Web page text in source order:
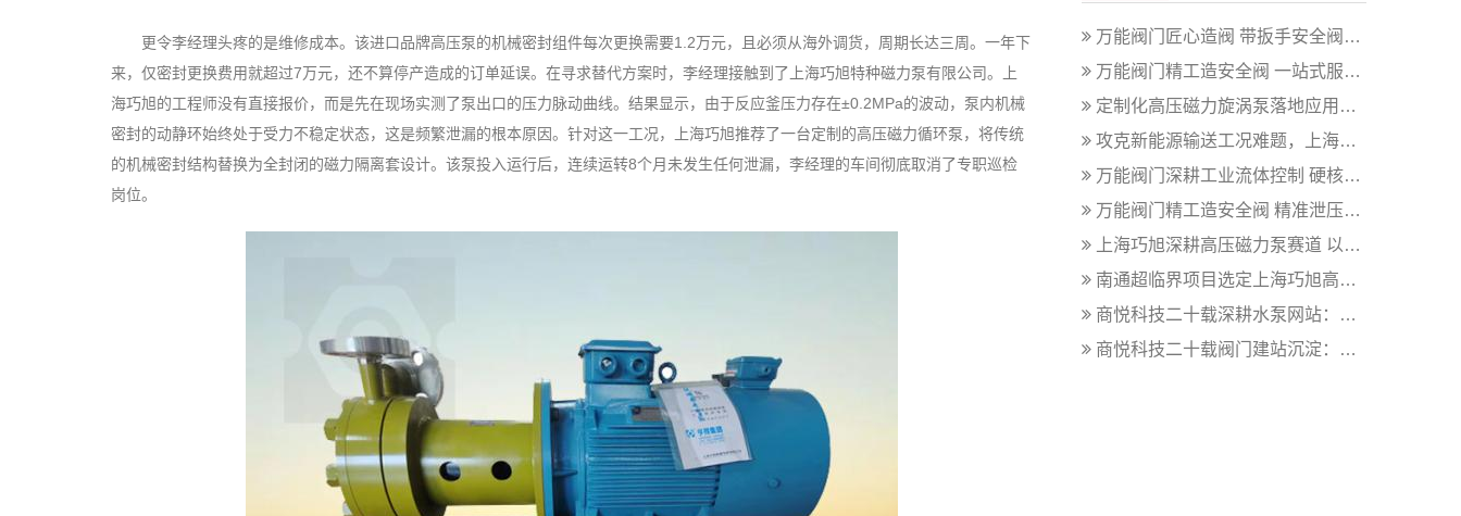
更令李经理头疼的是维修成本。该进口品牌高压泵的机械密封组件每次更换需要1.2万元，且必须从海外调货，周期长达三周。一年下
来，仅密封更换费用就超过7万元，还不算停产造成的订单延误。在寻求替代方案时，李经理接触到了上海巧旭特种磁力泵有限公司。上
海巧旭的工程师没有直接报价，而是先在现场实测了泵出口的压力脉动曲线。结果显示，由于反应釜压力存在±0.2MPa的波动，泵内机械
密封的动静环始终处于受力不稳定状态，这是频繁泄漏的根本原因。针对这一工况，上海巧旭推荐了一台定制的高压磁力循环泵，将传统
的机械密封结构替换为全封闭的磁力隔离套设计。该泵投入运行后，连续运转8个月未发生任何泄漏，李经理的车间彻底取消了专职巡检
岗位。
万能阀门匠心造阀 带扳手安全阀适配多...
万能阀门精工造安全阀 一站式服务赋能...
定制化高压磁力旋涡泵落地应用，彰显上...
攻克新能源输送工况难题，上海巧旭高压...
万能阀门深耕工业流体控制 硬核球阀适...
万能阀门精工造安全阀 精准泄压守护工...
上海巧旭深耕高压磁力泵赛道 以多元产...
南通超临界项目选定上海巧旭高压磁力泵...
商悦科技二十载深耕水泵网站：从产品数...
商悦科技二十载阀门建站沉淀：用客户案...